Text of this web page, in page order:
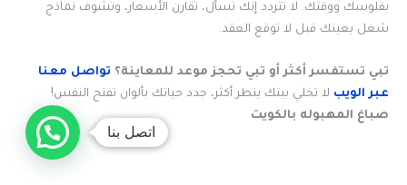
بفلوسك ووقتك. لا تتردد إنك تسأل، تقارن الأسعار، وتشوف نماذج
شغل بعينك قبل لا توقع العقد.
تبي تستفسر أكثر أو تبي تحجز موعد للمعاينة؟ تواصل معنا
عبر الويب لا تخلي بيتك ينطر أكثر، جدد حياتك بألوان تفتح النفس!
صباغ المهبوله بالكويت
اتصل بنا